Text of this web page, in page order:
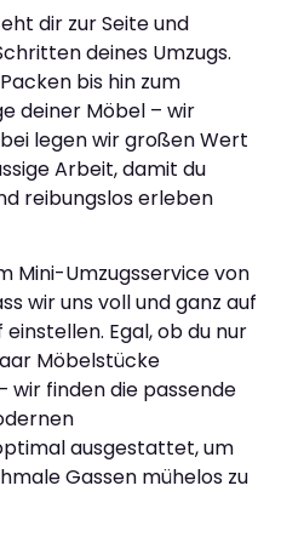
dir zur Seite und
deines Umzugs.
bis hin zum
deiner Möbel – wir
legen wir großen Wert
Arbeit, damit du
reibungslos erleben
Mini-Umzugsservice von
wir uns voll und ganz auf
Egal, ob du nur
Möbelstücke
finden die passende
ausgestattet, um
Gassen mühelos zu